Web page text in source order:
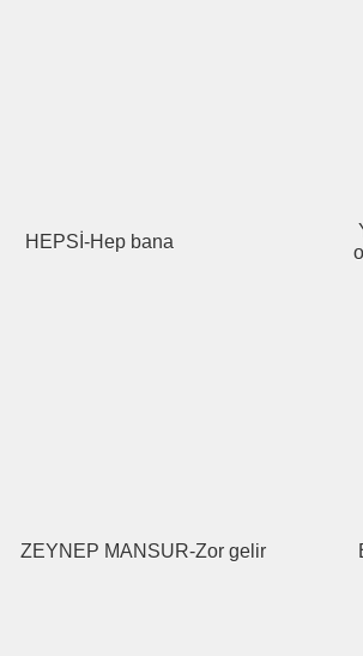
HEPSİ-Hep bana
ZEYNEP MANSUR-Zor gelir